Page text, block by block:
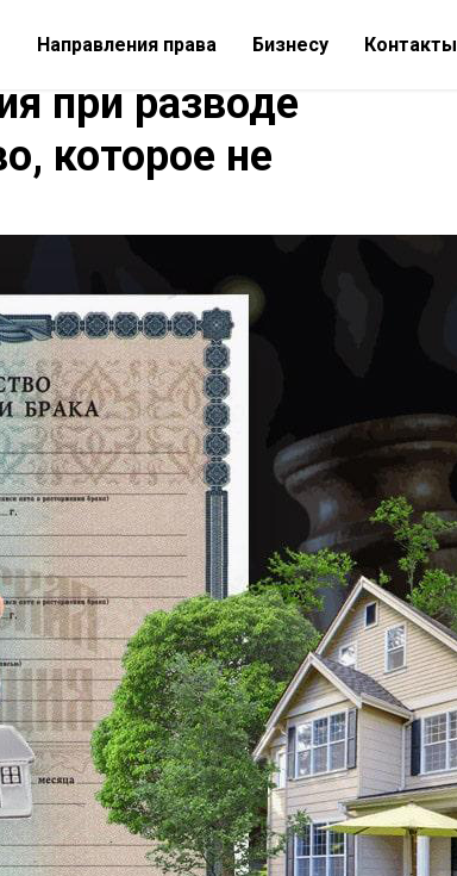
Направления права Бизнесу Контакты
при разводе
которое не